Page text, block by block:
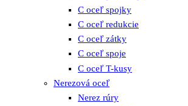
C oceľ spojky
C oceľ redukcie
C oceľ zátky
C oceľ spoje
C oceľ T-kusy
Nerezová oceľ
Nerez rúry